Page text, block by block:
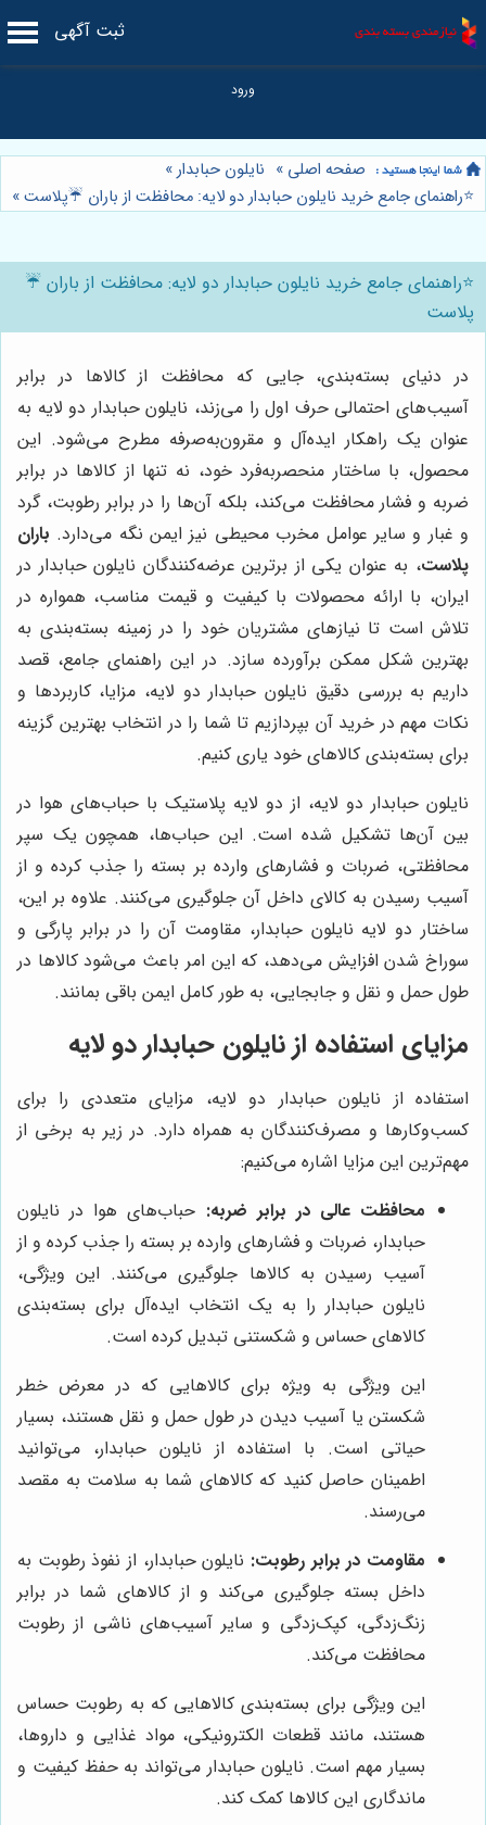
ثبت آگهی
صفحه اصلی » نایلون حبابدار»
⭐️راهنمای جامع خرید نایلون حبابدار دو لایه: محافظت از باران ☔️پلاست»
⭐️راهنمای جامع خرید نایلون حبابدار دو لایه: محافظت از باران ☔️
پلاست
در دنیای بسته‌بندی، جایی که محافظت از کالاها در برابر
آسیب‌های احتمالی حرف اول را می‌زند، نایلون حبابدار دو لایه به
عنوان یک راهکار ایده‌آل و مقرون‌به‌صرفه مطرح می‌شود. این
محصول، با ساختار منحصربه‌فرد خود، نه تنها از کالاها در برابر
ضربه و فشار محافظت می‌کند، بلکه آن‌ها را در برابر رطوبت، گرد
و غبار و سایر عوامل مخرب محیطی نیز ایمن نگه می‌دارد. باران
پلاست، به عنوان یکی از برترین عرضه‌کنندگان نایلون حبابدار در
ایران، با ارائه محصولات با کیفیت و قیمت مناسب، همواره در
تلاش است تا نیازهای مشتریان خود را در زمینه بسته‌بندی به
بهترین شکل ممکن برآورده سازد. در این راهنمای جامع، قصد
داریم به بررسی دقیق نایلون حبابدار دو لایه، مزایا، کاربردها و
نکات مهم در خرید آن بپردازیم تا شما را در انتخاب بهترین گزینه
برای بسته‌بندی کالاهای خود یاری کنیم.
نایلون حبابدار دو لایه، از دو لایه پلاستیک با حباب‌های هوا در
بین آن‌ها تشکیل شده است. این حباب‌ها، همچون یک سپر
محافظتی، ضربات و فشارهای وارده بر بسته را جذب کرده و از
آسیب رسیدن به کالای داخل آن جلوگیری می‌کنند. علاوه بر این،
ساختار دو لایه نایلون حبابدار، مقاومت آن را در برابر پارگی و
سوراخ شدن افزایش می‌دهد، که این امر باعث می‌شود کالاها در
طول حمل و نقل و جابجایی، به طور کامل ایمن باقی بمانند.
مزایای استفاده از نایلون حبابدار دو لایه
استفاده از نایلون حبابدار دو لایه، مزایای متعددی را برای
کسب‌وکارها و مصرف‌کنندگان به همراه دارد. در زیر به برخی از
مهم‌ترین این مزایا اشاره می‌کنیم:
محافظت عالی در برابر ضربه: حباب‌های هوا در نایلون
حبابدار، ضربات و فشارهای وارده بر بسته را جذب کرده و از
آسیب رسیدن به کالاها جلوگیری می‌کنند. این ویژگی،
نایلون حبابدار را به یک انتخاب ایده‌آل برای بسته‌بندی
کالاهای حساس و شکستنی تبدیل کرده است.
این ویژگی به ویژه برای کالاهایی که در معرض خطر
شکستن یا آسیب دیدن در طول حمل و نقل هستند، بسیار
حیاتی است. با استفاده از نایلون حبابدار، می‌توانید
اطمینان حاصل کنید که کالاهای شما به سلامت به مقصد
می‌رسند.
مقاومت در برابر رطوبت: نایلون حبابدار، از نفوذ رطوبت به
داخل بسته جلوگیری می‌کند و از کالاهای شما در برابر
زنگ‌زدگی، کپک‌زدگی و سایر آسیب‌های ناشی از رطوبت
محافظت می‌کند.
این ویژگی برای بسته‌بندی کالاهایی که به رطوبت حساس
هستند، مانند قطعات الکترونیکی، مواد غذایی و داروها،
بسیار مهم است. نایلون حبابدار می‌تواند به حفظ کیفیت و
ماندگاری این کالاها کمک کند.